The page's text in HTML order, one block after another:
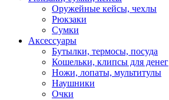
Оружейные кейсы, чехлы
Рюкзаки
Сумки
Аксессуары
Бутылки, термосы, посуда
Кошельки, клипсы для денег
Ножи, лопаты, мультитулы
Наушники
Очки